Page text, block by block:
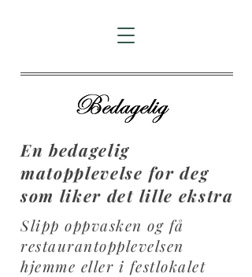
En bedagelig
matopplevelse for deg
som liker det lille ekstra
Slipp oppvasken og få
restaurantopplevelsen
hjemme eller i festlokalet